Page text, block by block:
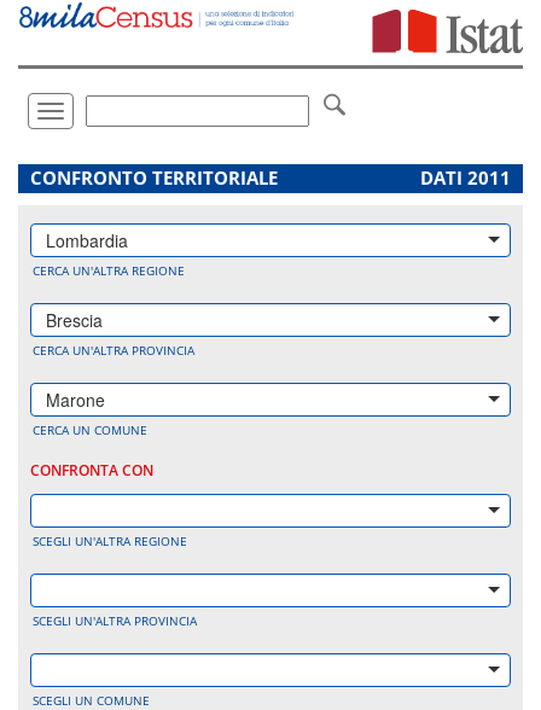
Vai
direttamente
Toggle
navigation
.
CONFRONTO TERRITORIALE DATI 2011
Lombardia
CERCA UN'ALTRA REGIONE
Brescia
CERCA UN'ALTRA PROVINCIA
Marone
CERCA UN COMUNE
CONFRONTA CON
SCEGLI UN'ALTRA REGIONE
SCEGLI UN'ALTRA PROVINCIA
SCEGLI UN COMUNE